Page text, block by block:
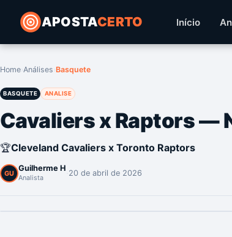
APOSTACERTO Início
Home Análises Basquete
BASQUETE ANALISE
Cavaliers x Raptors —
🏆Cleveland Cavaliers x Toronto Raptors
GU
Guilherme H
Analista 20 de abril de 2026